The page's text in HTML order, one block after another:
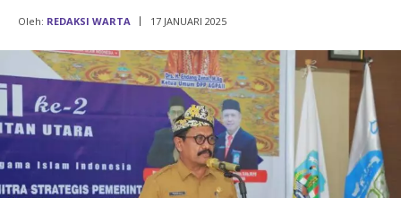
Oleh: REDAKSI WARTA 17 JANUARI 2025